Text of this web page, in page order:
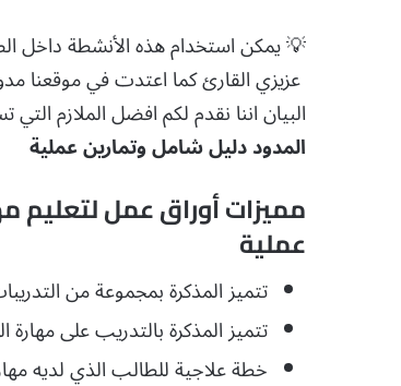
💡 يمكن استخدام هذه الأنشطة داخل
عزيزي القارئ كما اعتدت في موقعنا مدونة
البيان اننا نقدم لكم افضل الملازم التي
المدود دليل شامل وتمارين عملية
عملية
تتميز المذكرة بمجموعة من
تتميز المذكرة بالتدريب على مهارة
خطة علاجية للطالب الذي لديه